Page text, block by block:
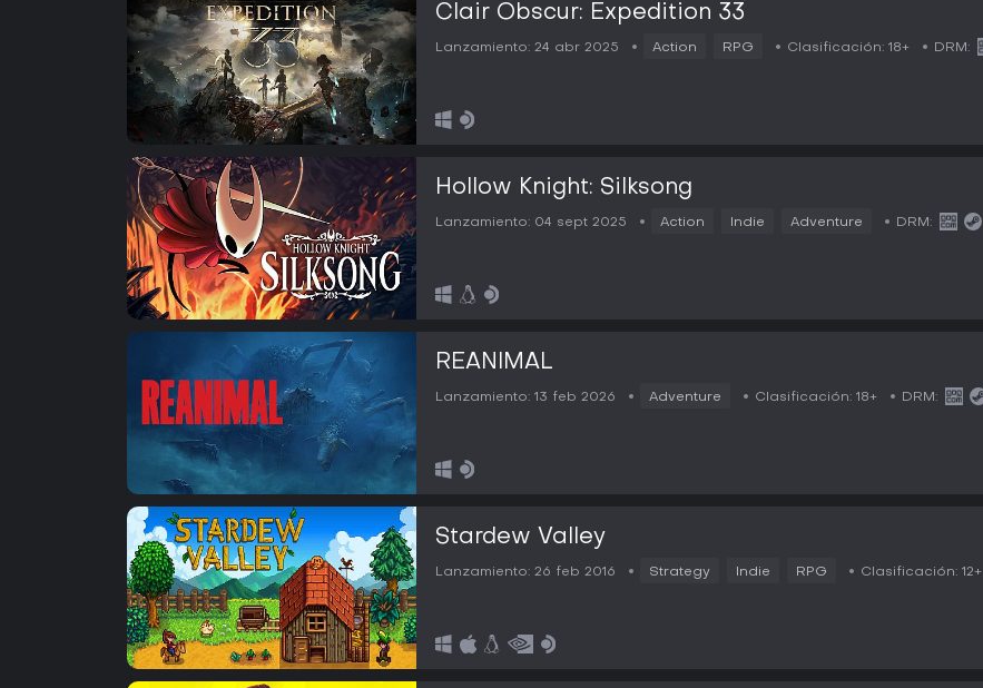
Clair Obscur: Expedition 33
Lanzamiento: 24 abr 2025 Action RPG Clasificación: 18+ DRM:
Hollow Knight: Silksong
Lanzamiento: 04 sept 2025 Action Indie Adventure DRM:
REANIMAL
Lanzamiento: 13 feb 2026 Adventure Clasificación: 18+ DRM:
Stardew Valley
Lanzamiento: 26 feb 2016 Strategy Indie RPG Clasificación: 12+